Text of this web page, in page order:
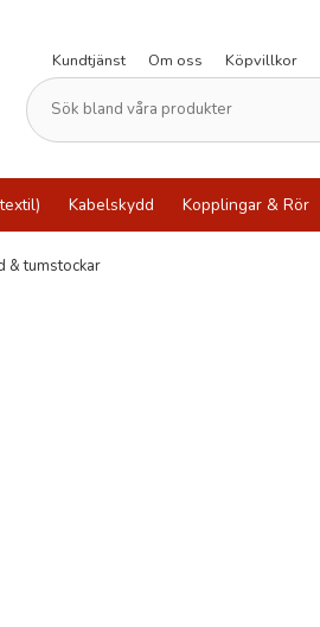
Kundtjänst
Om oss Köpvillkor
Kabelskydd Kopplingar & Rör
& tumstockar